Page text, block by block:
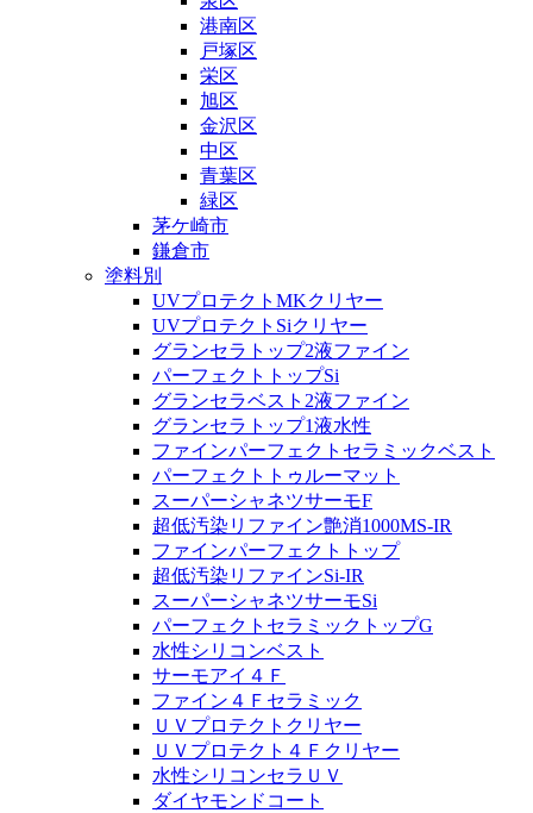
港南区
戸塚区
栄区
旭区
金沢区
中区
青葉区
緑区
茅ケ崎市
鎌倉市
塗料別
UVプロテクトMKクリヤー
UVプロテクトSiクリヤー
グランセラトップ2液ファイン
パーフェクトトップSi
グランセラベスト2液ファイン
グランセラトップ1液水性
ファインパーフェクトセラミックベスト
パーフェクトトゥルーマット
スーパーシャネツサーモF
超低汚染リファイン艶消1000MS-IR
ファインパーフェクトトップ
超低汚染リファインSi-IR
スーパーシャネツサーモSi
パーフェクトセラミックトップG
水性シリコンベスト
サーモアイ４Ｆ
ファイン４Ｆセラミック
ＵＶプロテクトクリヤー
ＵＶプロテクト４Ｆクリヤー
水性シリコンセラＵＶ
ダイヤモンドコート